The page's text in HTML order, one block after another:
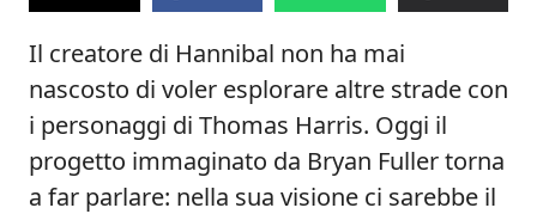
Il creatore di Hannibal non ha mai
nascosto di voler esplorare altre strade con
i personaggi di Thomas Harris. Oggi il
progetto immaginato da Bryan Fuller torna
a far parlare: nella sua visione ci sarebbe il